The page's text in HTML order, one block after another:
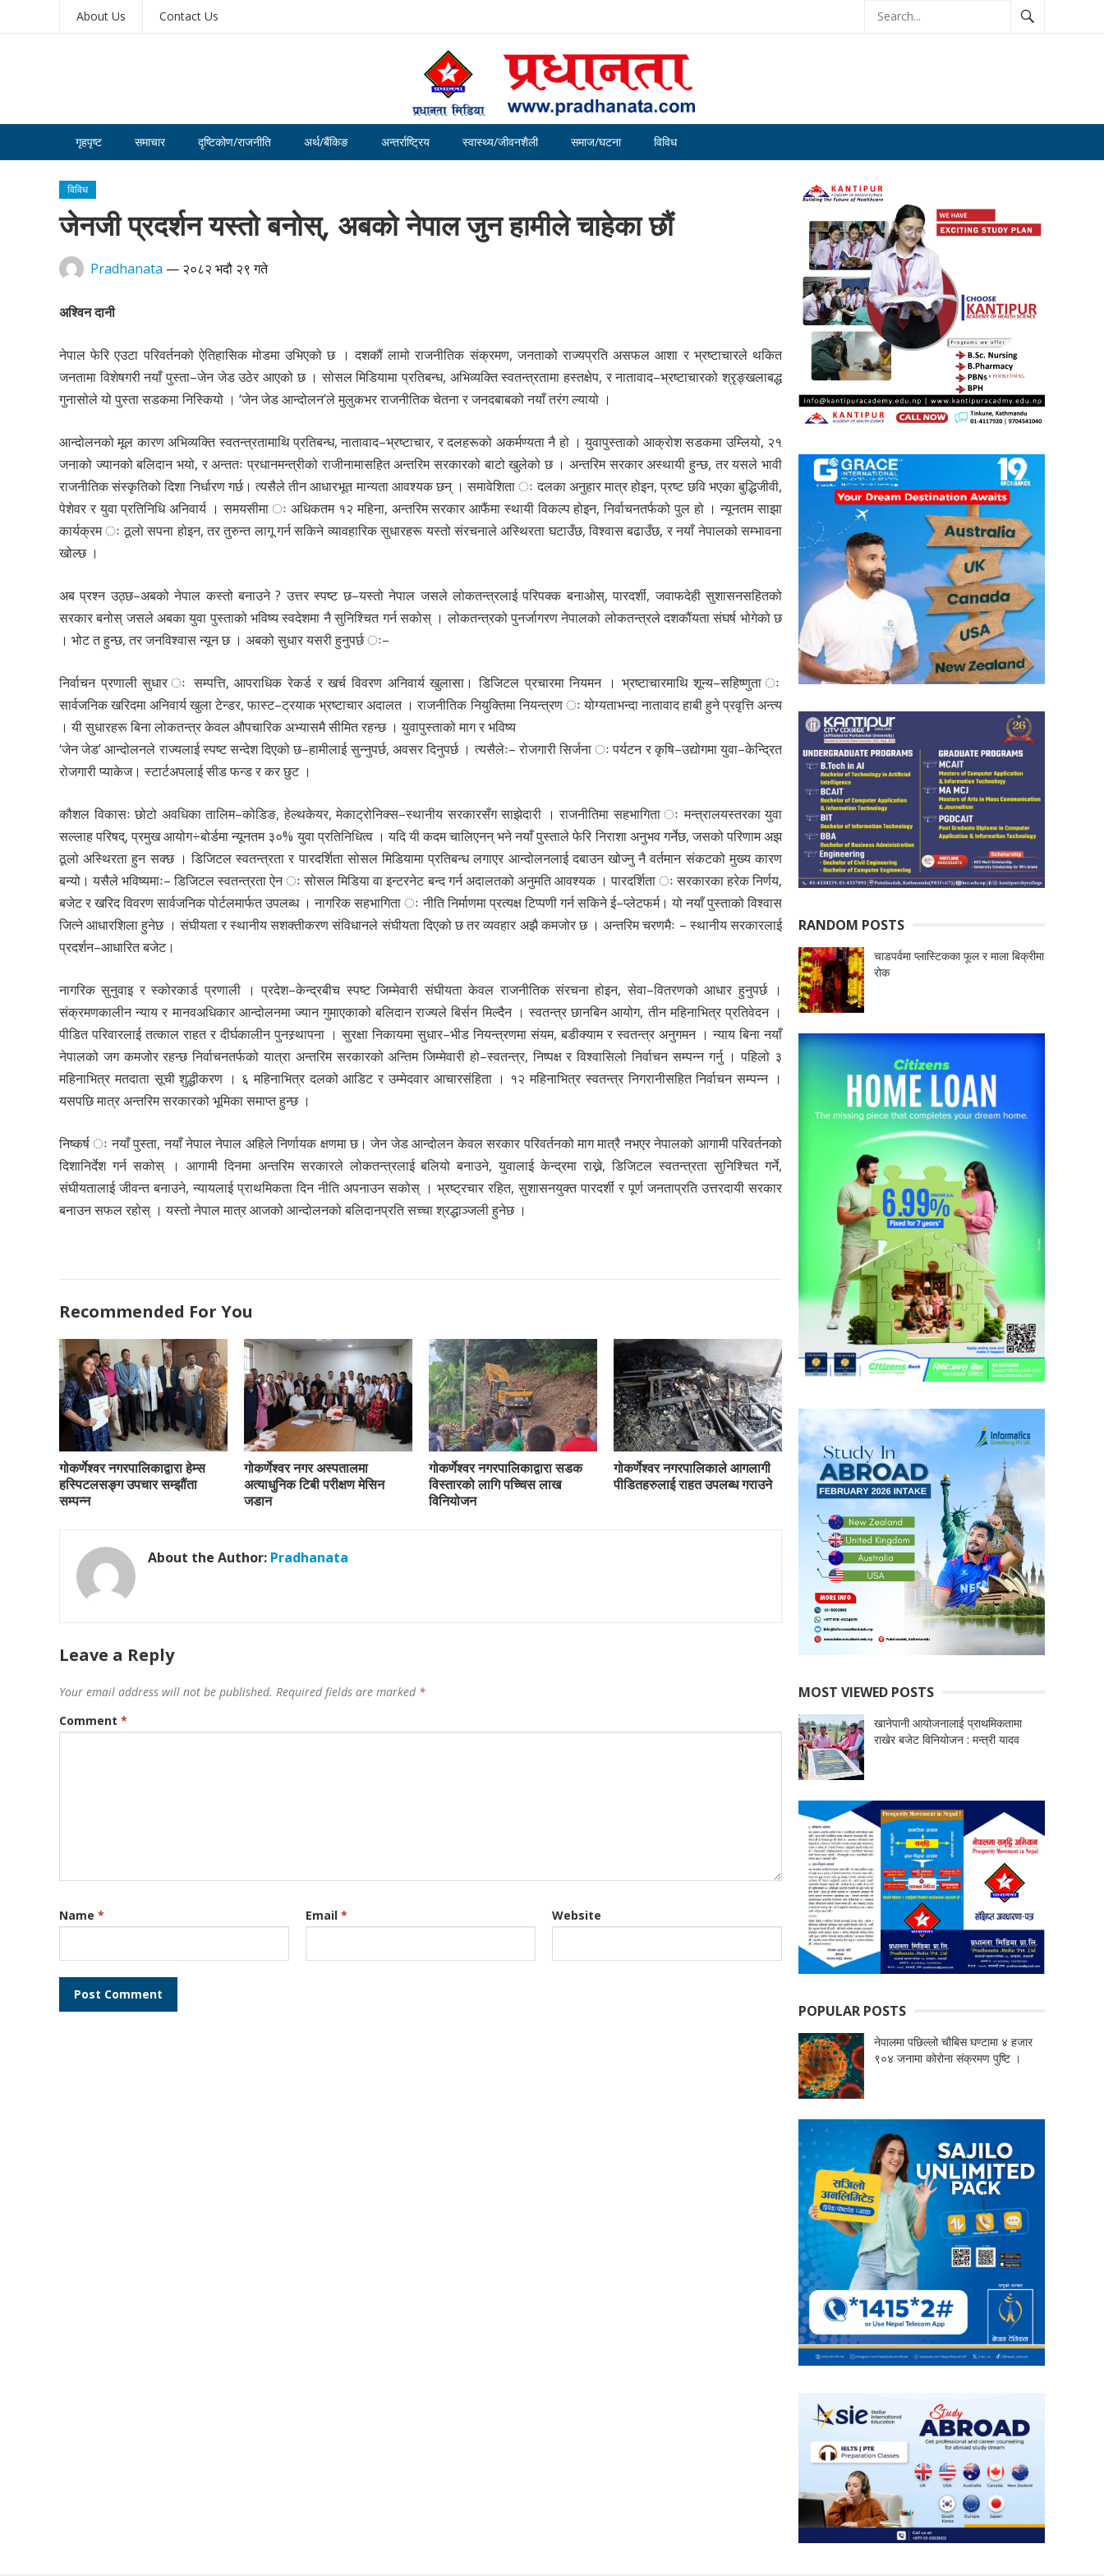
About Us Contact Us
गृहपृष्ट समाचार दृष्टिकोण/राजनीति अर्थ/बैंकिङ अन्तर्राष्ट्रिय स्वास्थ्य/जीवनशैली समाज/घटना विविध
विविध
जेनजी प्रदर्शन यस्तो बनोस्, अबको नेपाल जुन हामीले चाहेका छौं
Pradhanata — २०८२ भदौ २९ गते
अश्विन दानी
नेपाल फेरि एउटा परिवर्तनको ऐतिहासिक मोडमा उभिएको छ । दशकौं लामो राजनीतिक संक्रमण, जनताको राज्यप्रति असफल आशा र भ्रष्टाचारले थकित
जनतामा विशेषगरी नयाँ पुस्ता–जेन जेड उठेर आएको छ । सोसल मिडियामा प्रतिबन्ध, अभिव्यक्ति स्वतन्त्रतामा हस्तक्षेप, र नातावाद–भ्रष्टाचारको श्रृङ्खलाबद्ध
गुनासोले यो पुस्ता सडकमा निस्कियो । ‘जेन जेड आन्दोलन’ले मुलुकभर राजनीतिक चेतना र जनदबाबको नयाँ तरंग ल्यायो ।
आन्दोलनको मूल कारण अभिव्यक्ति स्वतन्त्रतामाथि प्रतिबन्ध, नातावाद–भ्रष्टाचार, र दलहरूको अकर्मण्यता नै हो । युवापुस्ताको आक्रोश सडकमा उम्लियो, २१
जनाको ज्यानको बलिदान भयो, र अन्ततः प्रधानमन्त्रीको राजीनामासहित अन्तरिम सरकारको बाटो खुलेको छ । अन्तरिम सरकार अस्थायी हुन्छ, तर यसले भावी
राजनीतिक संस्कृतिको दिशा निर्धारण गर्छ। त्यसैले तीन आधारभूत मान्यता आवश्यक छन् । समावेशिता ः दलका अनुहार मात्र होइन, प्रष्ट छवि भएका बुद्धिजीवी,
पेशेवर र युवा प्रतिनिधि अनिवार्य । समयसीमा ः अधिकतम १२ महिना, अन्तरिम सरकार आफैंमा स्थायी विकल्प होइन, निर्वाचनतर्फको पुल हो । न्यूनतम साझा
कार्यक्रम ः ठूलो सपना होइन, तर तुरुन्त लागू गर्न सकिने व्यावहारिक सुधारहरू यस्तो संरचनाले अस्थिरता घटाउँछ, विश्वास बढाउँछ, र नयाँ नेपालको सम्भावना
खोल्छ ।
अब प्रश्न उठ्छ–अबको नेपाल कस्तो बनाउने ? उत्तर स्पष्ट छ–यस्तो नेपाल जसले लोकतन्त्रलाई परिपक्क बनाओस्, पारदर्शी, जवाफदेही सुशासनसहितको
सरकार बनोस् जसले अबका युवा पुस्ताको भविष्य स्वदेशमा नै सुनिश्चित गर्न सकोस् । लोकतन्त्रको पुनर्जागरण नेपालको लोकतन्त्रले दशकौंयता संघर्ष भोगेको छ
। भोट त हुन्छ, तर जनविश्वास न्यून छ । अबको सुधार यसरी हुनुपर्छ ः–
निर्वाचन प्रणाली सुधार ः सम्पत्ति, आपराधिक रेकर्ड र खर्च विवरण अनिवार्य खुलासा। डिजिटल प्रचारमा नियमन । भ्रष्टाचारमाथि शून्य–सहिष्णुता ः
सार्वजनिक खरिदमा अनिवार्य खुला टेन्डर, फास्ट–ट्रयाक भ्रष्टाचार अदालत । राजनीतिक नियुक्तिमा नियन्त्रण ः योग्यताभन्दा नातावाद हाबी हुने प्रवृत्ति अन्त्य
। यी सुधारहरू बिना लोकतन्त्र केवल औपचारिक अभ्यासमै सीमित रहन्छ । युवापुस्ताको माग र भविष्य
‘जेन जेड’ आन्दोलनले राज्यलाई स्पष्ट सन्देश दिएको छ–हामीलाई सुन्नुपर्छ, अवसर दिनुपर्छ । त्यसैलेः– रोजगारी सिर्जना ः पर्यटन र कृषि–उद्योगमा युवा–केन्द्रित
रोजगारी प्याकेज। स्टार्टअपलाई सीड फन्ड र कर छुट ।
कौशल विकासः छोटो अवधिका तालिम–कोडिङ, हेल्थकेयर, मेकाट्रोनिक्स–स्थानीय सरकारसँग साझेदारी । राजनीतिमा सहभागिता ः मन्त्रालयस्तरका युवा
सल्लाह परिषद्, प्रमुख आयोग÷बोर्डमा न्यूनतम ३०% युवा प्रतिनिधित्व । यदि यी कदम चालिएनन् भने नयाँ पुस्ताले फेरि निराशा अनुभव गर्नेछ, जसको परिणाम अझ
ठूलो अस्थिरता हुन सक्छ । डिजिटल स्वतन्त्रता र पारदर्शिता सोसल मिडियामा प्रतिबन्ध लगाएर आन्दोलनलाई दबाउन खोज्नु नै वर्तमान संकटको मुख्य कारण
बन्यो। यसैले भविष्यमाः– डिजिटल स्वतन्त्रता ऐन ः सोसल मिडिया वा इन्टरनेट बन्द गर्न अदालतको अनुमति आवश्यक । पारदर्शिता ः सरकारका हरेक निर्णय,
बजेट र खरिद विवरण सार्वजनिक पोर्टलमार्फत उपलब्ध । नागरिक सहभागिता ः नीति निर्माणमा प्रत्यक्ष टिप्पणी गर्न सकिने ई–प्लेटफर्म। यो नयाँ पुस्ताको विश्वास
जित्ने आधारशिला हुनेछ । संघीयता र स्थानीय सशक्तीकरण संविधानले संघीयता दिएको छ तर व्यवहार अझै कमजोर छ । अन्तरिम चरणमैः – स्थानीय सरकारलाई
प्रदर्शन–आधारित बजेट।
नागरिक सुनुवाइ र स्कोरकार्ड प्रणाली । प्रदेश–केन्द्रबीच स्पष्ट जिम्मेवारी संघीयता केवल राजनीतिक संरचना होइन, सेवा–वितरणको आधार हुनुपर्छ ।
संक्रमणकालीन न्याय र मानवअधिकार आन्दोलनमा ज्यान गुमाएकाको बलिदान राज्यले बिर्सन मिल्दैन । स्वतन्त्र छानबिन आयोग, तीन महिनाभित्र प्रतिवेदन ।
पीडित परिवारलाई तत्काल राहत र दीर्घकालीन पुनस्र्थापना । सुरक्षा निकायमा सुधार–भीड नियन्त्रणमा संयम, बडीक्याम र स्वतन्त्र अनुगमन । न्याय बिना नयाँ
नेपालको जग कमजोर रहन्छ निर्वाचनतर्फको यात्रा अन्तरिम सरकारको अन्तिम जिम्मेवारी हो–स्वतन्त्र, निष्पक्ष र विश्वासिलो निर्वाचन सम्पन्न गर्नु । पहिलो ३
महिनाभित्र मतदाता सूची शुद्धीकरण । ६ महिनाभित्र दलको आडिट र उम्मेदवार आचारसंहिता । १२ महिनाभित्र स्वतन्त्र निगरानीसहित निर्वाचन सम्पन्न ।
यसपछि मात्र अन्तरिम सरकारको भूमिका समाप्त हुन्छ ।
निष्कर्ष ः नयाँ पुस्ता, नयाँ नेपाल नेपाल अहिले निर्णायक क्षणमा छ। जेन जेड आन्दोलन केवल सरकार परिवर्तनको माग मात्रै नभएर नेपालको आगामी परिवर्तनको
दिशानिर्देश गर्न सकोस् । आगामी दिनमा अन्तरिम सरकारले लोकतन्त्रलाई बलियो बनाउने, युवालाई केन्द्रमा राख्ने, डिजिटल स्वतन्त्रता सुनिश्चित गर्ने,
संघीयतालाई जीवन्त बनाउने, न्यायलाई प्राथमिकता दिन नीति अपनाउन सकोस् । भ्रष्ट्रचार रहित, सुशासनयुक्त पारदर्शी र पूर्ण जनताप्रति उत्तरदायी सरकार
बनाउन सफल रहोस् । यस्तो नेपाल मात्र आजको आन्दोलनको बलिदानप्रति सच्चा श्रद्धाञ्जली हुनेछ ।
Recommended For You
गोकर्णेश्वर नगरपालिकाद्वारा हेम्स
हस्पिटलसङ्ग उपचार सम्झौंता
सम्पन्न
गोकर्णेश्वर नगर अस्पतालमा
अत्याधुनिक टिबी परीक्षण मेसिन
जडान
गोकर्णेश्वर नगरपालिकाद्वारा सडक
विस्तारको लागि पच्चिस लाख
विनियोजन
गोकर्णेश्वर नगरपालिकाले आगलागी
पीडितहरुलाई राहत उपलब्ध गराउने
About the Author: Pradhanata
Leave a Reply
Your email address will not be published. Required fields are marked *
Comment *
Name * Email * Website
RANDOM POSTS
चाडपर्वमा प्लास्टिकका फूल र माला बिक्रीमा
रोक
MOST VIEWED POSTS
खानेपानी आयोजनालाई प्राथमिकतामा
राखेर बजेट विनियोजन : मन्त्री यादव
POPULAR POSTS
नेपालमा पछिल्लो चौबिस घण्टामा ४ हजार
९०४ जनामा कोरोना संक्रमण पुष्टि ।